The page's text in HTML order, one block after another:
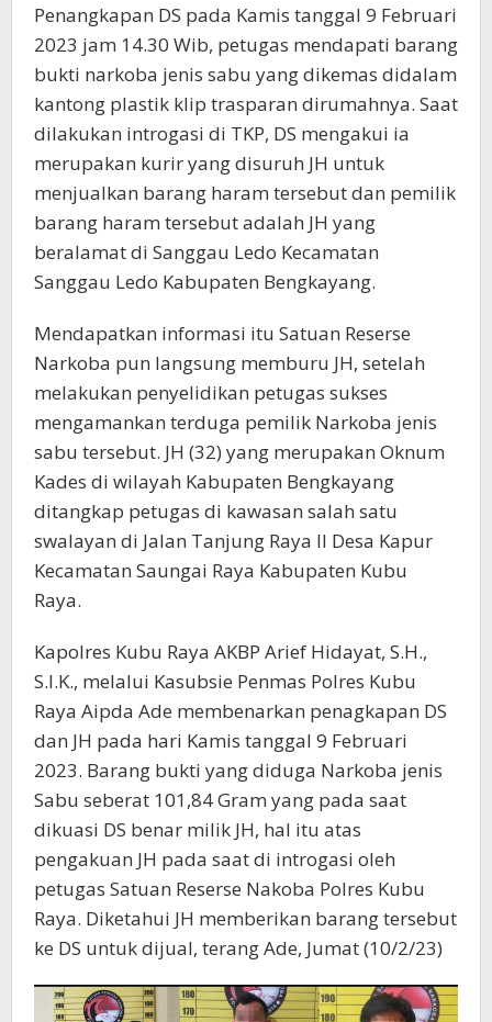
Penangkapan DS pada Kamis tanggal 9 Februari
2023 jam 14.30 Wib, petugas mendapati barang
bukti narkoba jenis sabu yang dikemas didalam
kantong plastik klip trasparan dirumahnya. Saat
dilakukan introgasi di TKP, DS mengakui ia
merupakan kurir yang disuruh JH untuk
menjualkan barang haram tersebut dan pemilik
barang haram tersebut adalah JH yang
beralamat di Sanggau Ledo Kecamatan
Sanggau Ledo Kabupaten Bengkayang.
Mendapatkan informasi itu Satuan Reserse
Narkoba pun langsung memburu JH, setelah
melakukan penyelidikan petugas sukses
mengamankan terduga pemilik Narkoba jenis
sabu tersebut. JH (32) yang merupakan Oknum
Kades di wilayah Kabupaten Bengkayang
ditangkap petugas di kawasan salah satu
swalayan di Jalan Tanjung Raya II Desa Kapur
Kecamatan Saungai Raya Kabupaten Kubu
Raya.
Kapolres Kubu Raya AKBP Arief Hidayat, S.H.,
S.I.K., melalui Kasubsie Penmas Polres Kubu
Raya Aipda Ade membenarkan penagkapan DS
dan JH pada hari Kamis tanggal 9 Februari
2023. Barang bukti yang diduga Narkoba jenis
Sabu seberat 101,84 Gram yang pada saat
dikuasi DS benar milik JH, hal itu atas
pengakuan JH pada saat di introgasi oleh
petugas Satuan Reserse Nakoba Polres Kubu
Raya. Diketahui JH memberikan barang tersebut
ke DS untuk dijual, terang Ade, Jumat (10/2/23)